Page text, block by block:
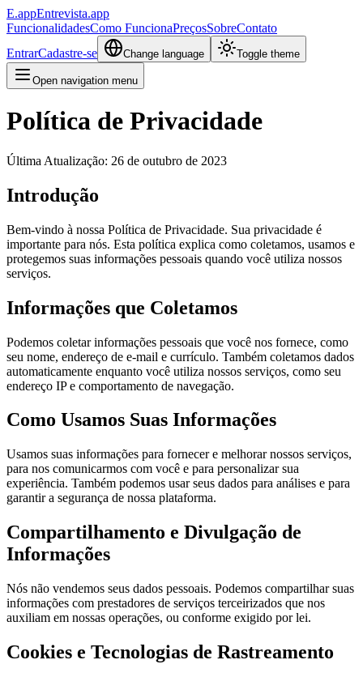
E.appEntrevista.app
FuncionalidadesComo FuncionaPreçosSobreContato
EntrarCadastre-se Change language Toggle theme
Open navigation menu
Política de Privacidade
Última Atualização: 26 de outubro de 2023
Introdução
Bem-vindo à nossa Política de Privacidade. Sua privacidade é
importante para nós. Esta política explica como coletamos, usamos e
protegemos suas informações pessoais quando você utiliza nossos
serviços.
Informações que Coletamos
Podemos coletar informações pessoais que você nos fornece, como
seu nome, endereço de e-mail e currículo. Também coletamos dados
automaticamente enquanto você utiliza nossos serviços, como seu
endereço IP e comportamento de navegação.
Como Usamos Suas Informações
Usamos suas informações para fornecer e melhorar nossos serviços,
para nos comunicarmos com você e para personalizar sua
experiência. Também podemos usar seus dados para análises e para
garantir a segurança de nossa plataforma.
Compartilhamento e Divulgação de
Informações
Nós não vendemos seus dados pessoais. Podemos compartilhar suas
informações com prestadores de serviços terceirizados que nos
auxiliam em nossas operações, ou conforme exigido por lei.
Cookies e Tecnologias de Rastreamento